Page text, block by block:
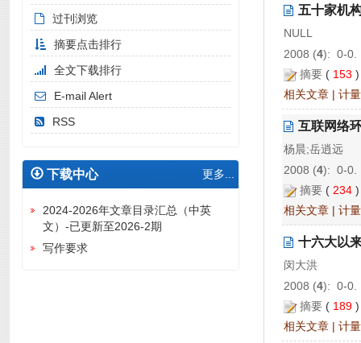
五十家机
NULL
2008 (4): 0-0.
摘要 ( 153
相关文章 | 计
互联网络
杨晨;岳逍远
2008 (4): 0-0.
摘要 ( 234
相关文章 | 计
十六大以
闵大洪
2008 (4): 0-0.
摘要 ( 189
相关文章 | 计
过刊浏览
摘要点击排行
全文下载排行
E-mail Alert
RSS
下载中心 更多...
2024-2026年文章目录汇总（中英
文）-已更新至2026-2期
写作要求